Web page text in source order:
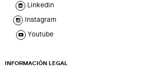
Linkedin
Instagram
Youtube
INFORMACIÓN LEGAL